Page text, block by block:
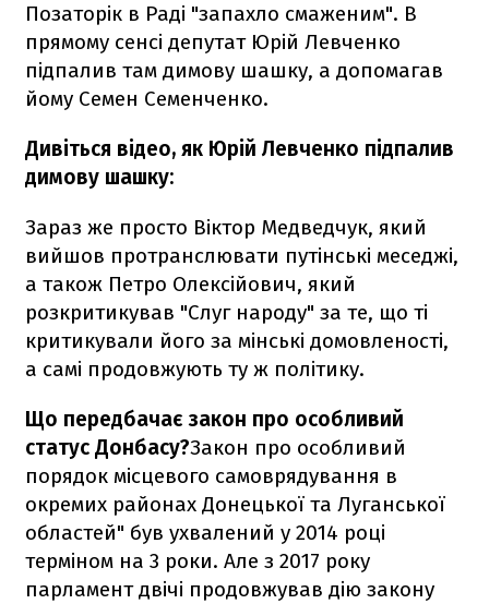
Позаторік в Раді "запахло смаженим". В
прямому сенсі депутат Юрій Левченко
підпалив там димову шашку, а допомагав
йому Семен Семенченко.
Дивіться відео, як Юрій Левченко підпалив
димову шашку:
Зараз же просто Віктор Медведчук, який
вийшов протранслювати путінські меседжі,
а також Петро Олексійович, який
розкритикував "Слуг народу" за те, що ті
критикували його за мінські домовленості,
а самі продовжують ту ж політику.
Що передбачає закон про особливий
статус Донбасу?Закон про особливий
порядок місцевого самоврядування в
окремих районах Донецької та Луганської
областей" був ухвалений у 2014 році
терміном на 3 роки. Але з 2017 року
парламент двічі продовжував дію закону